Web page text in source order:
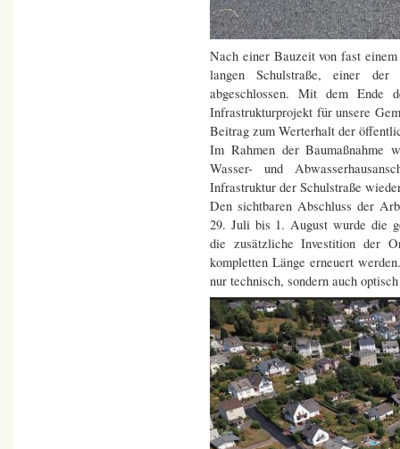
Nach einer Bauzeit von fast
langen Schulstraße, einer der
abgeschlossen. Mit dem Ende
Infrastrukturprojekt für unsere
Beitrag zum Werterhalt der
Im Rahmen der Baumaßnahme
Wasser- und
Infrastruktur der Schulstraße
Den sichtbaren Abschluss der
29. Juli bis 1. August wurde die
die zusätzliche Investition der
kompletten Länge erneuert
nur technisch, sondern auch